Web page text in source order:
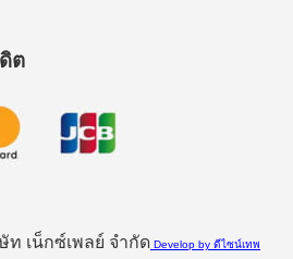
ต
เน็กซ์เพลย์ จำกัด Develop by ดีไซน์เทพ